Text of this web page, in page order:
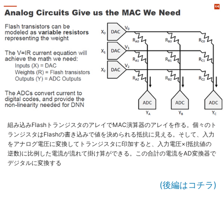
組み込みFlashトランジスタのアレイでMAC演算器のアレイを作る。個々のト
ランジスタはFlashの書き込みで値を決められる抵抗に見える。そして、入力
をアナログ電圧に変換してトランジスタに印加すると、入力電圧×(抵抗値の
逆数)に比例した電流が流れて掛け算ができる。この合計の電流をAD変換器で
デジタルに変換する
(後編はコチラ)